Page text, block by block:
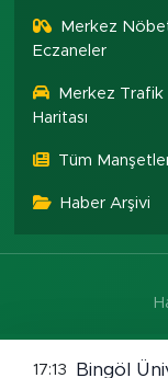
Merkez
Eczaneler
Merkez Trafik
Haritası
Tüm
Haber Arşivi
17:13 Bingöl